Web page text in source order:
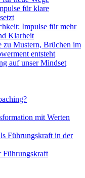
für klare
Impulse für mehr
Klarheit
zu Mustern, Brüchen im
entsteht
auf unser Mindset
mit Werten
Führungskraft in der
Führungskraft